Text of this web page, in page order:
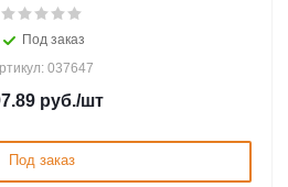
Под заказ
037647
руб./шт
Под заказ